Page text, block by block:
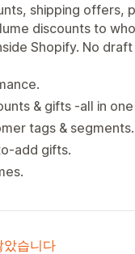
shipping offers,
discounts to
Shopify. No
& gifts -all in
tags & segments.
add gifts.
았습니다